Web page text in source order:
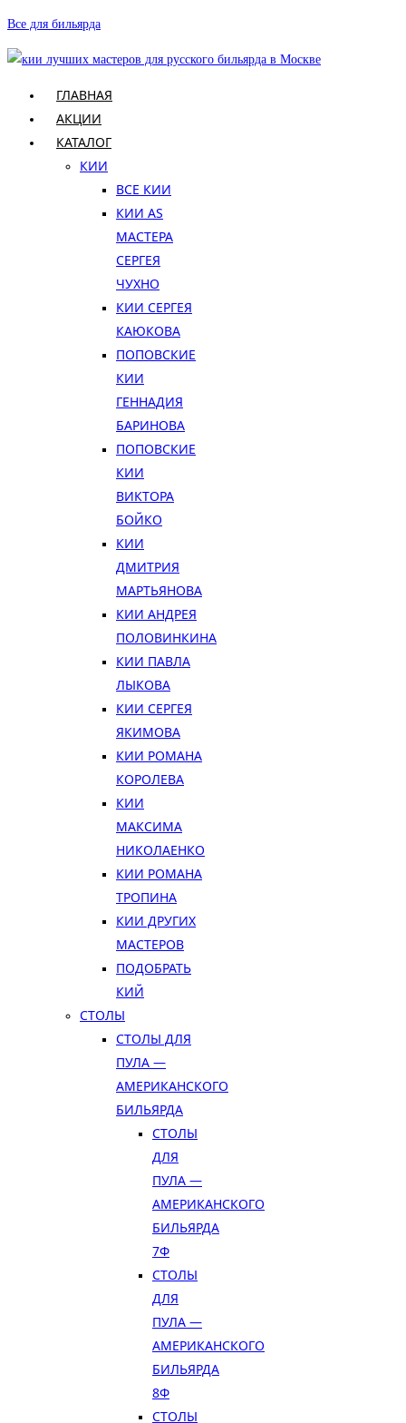
Перейти
к
содержимому
Все для бильярда
ГЛАВНАЯ
АКЦИИ
КАТАЛОГ
КИИ
ВСЕ КИИ
КИИ AS
МАСТЕРА
СЕРГЕЯ
ЧУХНО
КИИ СЕРГЕЯ
КАЮКОВА
ПОПОВСКИЕ
КИИ
ГЕННАДИЯ
БАРИНОВА
ПОПОВСКИЕ
КИИ
ВИКТОРА
БОЙКО
КИИ
ДМИТРИЯ
МАРТЬЯНОВА
КИИ АНДРЕЯ
ПОЛОВИНКИНА
КИИ ПАВЛА
ЛЫКОВА
КИИ СЕРГЕЯ
ЯКИМОВА
КИИ РОМАНА
КОРОЛЕВА
КИИ
МАКСИМА
НИКОЛАЕНКО
КИИ РОМАНА
ТРОПИНА
КИИ ДРУГИХ
МАСТЕРОВ
ПОДОБРАТЬ
КИЙ
СТОЛЫ
СТОЛЫ ДЛЯ
ПУЛА —
АМЕРИКАНСКОГО
БИЛЬЯРДА
СТОЛЫ
ДЛЯ
ПУЛА —
АМЕРИКАНСКОГО
БИЛЬЯРДА
7Ф
СТОЛЫ
ДЛЯ
ПУЛА —
АМЕРИКАНСКОГО
БИЛЬЯРДА
8Ф
СТОЛЫ